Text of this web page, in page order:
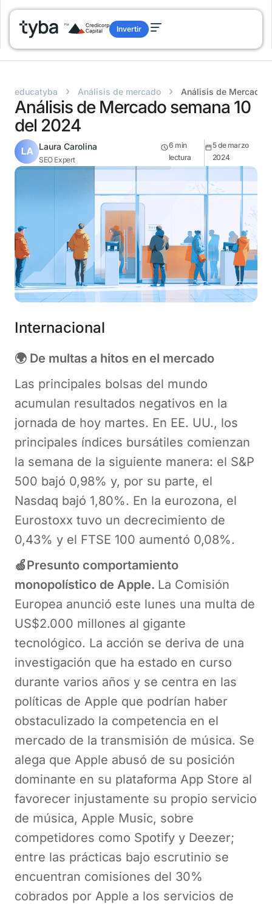
Invertir
educatyba › Análisis de mercado › Análisis de Mercado
Análisis de Mercado semana 10
del 2024
Laura Carolina
SEO Expert
6 min
lectura
5 de marzo
2024
Internacional
🌍 De multas a hitos en el mercado
Las principales bolsas del mundo
acumulan resultados negativos en la
jornada de hoy martes. En EE. UU., los
principales índices bursátiles comienzan
la semana de la siguiente manera: el S&P
500 bajó 0,98% y, por su parte, el
Nasdaq bajó 1,80%. En la eurozona, el
Eurostoxx tuvo un decrecimiento de
0,43% y el FTSE 100 aumentó 0,08%.
🍏Presunto comportamiento
monopolístico de Apple. La Comisión
Europea anunció este lunes una multa de
US$2.000 millones al gigante
tecnológico. La acción se deriva de una
investigación que ha estado en curso
durante varios años y se centra en las
políticas de Apple que podrían haber
obstaculizado la competencia en el
mercado de la transmisión de música. Se
alega que Apple abusó de su posición
dominante en su plataforma App Store al
favorecer injustamente su propio servicio
de música, Apple Music, sobre
competidores como Spotify y Deezer;
entre las prácticas bajo escrutinio se
encuentran comisiones del 30%
cobrados por Apple a los servicios de